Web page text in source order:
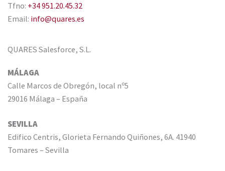
Tfno: +34 951.20.45.32
Email: info@quares.es
QUARES Salesforce, S.L.
MÁLAGA
Calle Marcos de Obregón, local nº5
29016 Málaga – España
SEVILLA
Edifico Centris, Glorieta Fernando Quiñones, 6A. 41940
Tomares – Sevilla